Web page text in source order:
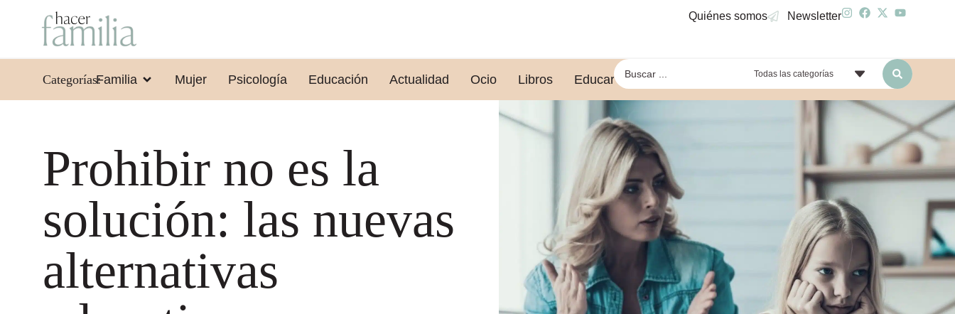
Quiénes somos Newsletter
Categorías:Familia Mujer Psicología Educación Actualidad Ocio Libros Educar leyendo Todas las categorías
Prohibir no es la
solución: las nuevas
alternativas